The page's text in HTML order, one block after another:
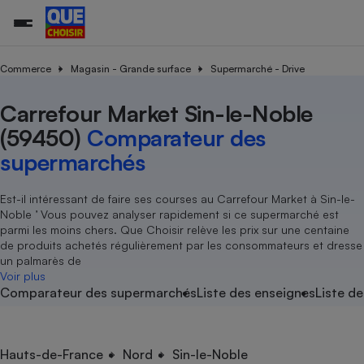
Commerce Magasin - Grande surface Supermarché - Drive
Carrefour Market Sin-le-Noble
(59450) Comparateur des
supermarchés
Est-il intéressant de faire ses courses au Carrefour Market à Sin-le-
Noble ’ Vous pouvez analyser rapidement si ce supermarché est
parmi les moins chers. Que Choisir relève les prix sur une centaine
de produits achetés régulièrement par les consommateurs et dresse
un palmarès de
Voir plus
Comparateur des supermarchésListe des enseignesListe
Hauts-de-France Nord Sin-le-Noble
Additifs
Agriculture
Produit alimentaire
Achat - Vente - Location
Carburant
Magasin - Grande surface
Marketing - Fidélisation
Organismes de défense
Système judiciaire
Air
Eau
Achat - Vente - Travaux
Location
Sport
Vacances - Tourisme
électrique
Démarche administrative
Senior
Service marchand
Train
Transport aérien
Toutes les actualités
Enquêtes
Guides d'achat
Conseils
Brèves
Tous les services
Soumettre un litige
Lettres types
Rencontrer une association locale
Tous nos combats
Nos actions
Nos grandes victoires
Les billets de la présidente
Nos associations locales
Nous rejoindre
En savoir plus sur Que Choisir Ensemble
?
L’association
Nos missions
Notre méthodologie
Notre financement
Nos partenaires
Nous rejoindre